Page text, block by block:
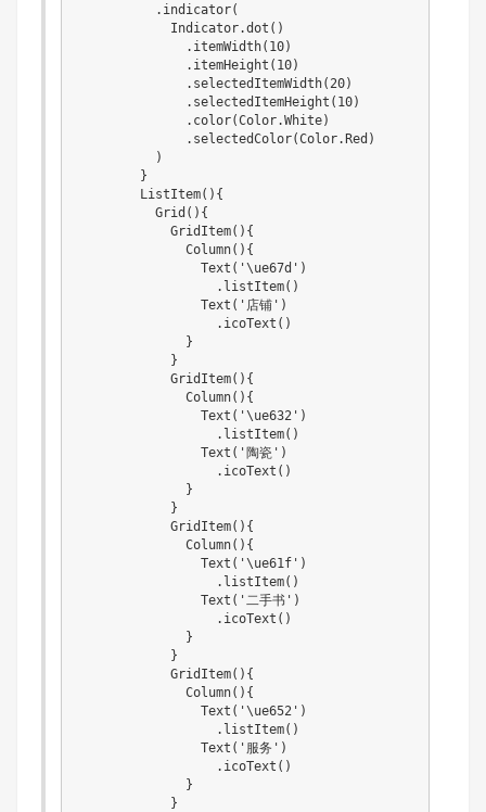
          .indicator(
            Indicator.dot()
              .itemWidth(10)
              .itemHeight(10)
              .selectedItemWidth(20)
              .selectedItemHeight(10)
              .color(Color.White)
              .selectedColor(Color.Red)
          )
        }
        ListItem(){
          Grid(){
            GridItem(){
              Column(){
                Text('\ue67d')
                  .listItem()
                Text('店铺')
                  .icoText()
              }
            }
            GridItem(){
              Column(){
                Text('\ue632')
                  .listItem()
                Text('陶瓷')
                  .icoText()
              }
            }
            GridItem(){
              Column(){
                Text('\ue61f')
                  .listItem()
                Text('二手书')
                  .icoText()
              }
            }
            GridItem(){
              Column(){
                Text('\ue652')
                  .listItem()
                Text('服务')
                  .icoText()
              }
            }